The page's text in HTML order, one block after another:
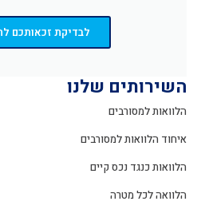
לבדיקת זכאותכם
השירותים שלנו
הלוואות למסורבים
איחוד הלוואות למסורבים
הלוואות כנגד נכס קיים
הלוואה לכל מטרה